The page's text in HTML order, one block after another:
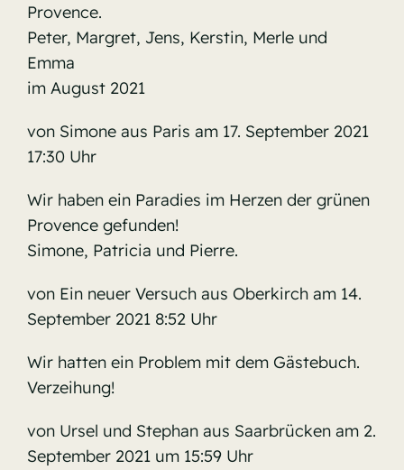
Provence.
Peter, Margret, Jens, Kerstin, Merle und
Emma
im August 2021
von Simone aus Paris am 17. September 2021
17:30 Uhr
Wir haben ein Paradies im Herzen der grünen
Provence gefunden!
Simone, Patricia und Pierre.
von Ein neuer Versuch aus Oberkirch am 14.
September 2021 8:52 Uhr
Wir hatten ein Problem mit dem Gästebuch.
Verzeihung!
von Ursel und Stephan aus Saarbrücken am 2.
September 2021 um 15:59 Uhr